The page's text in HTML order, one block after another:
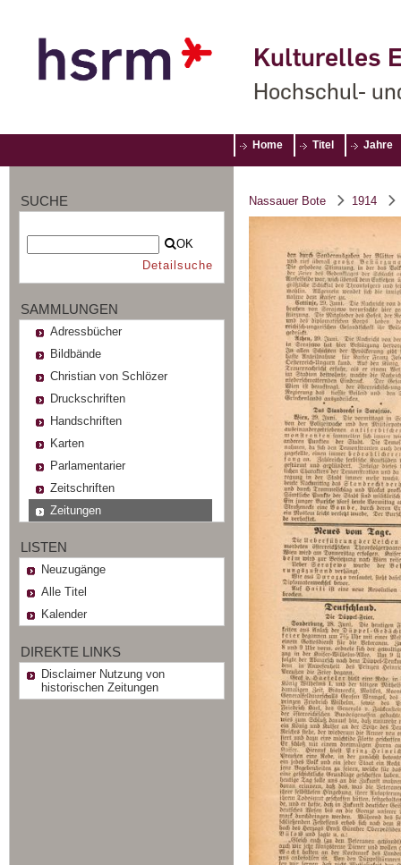
Kulturelles
Hochschul-
Home Titel Jahre
SUCHE
OK
Detailsuche
SAMMLUNGEN
Adressbücher
Bildbände
Christian von Schlözer
Druckschriften
Handschriften
Karten
Parlamentarier
Zeitschriften
Zeitungen
LISTEN
Neuzugänge
Alle Titel
Kalender
DIREKTE LINKS
Disclaimer Nutzung von
historischen Zeitungen
Nassauer Bote 1914